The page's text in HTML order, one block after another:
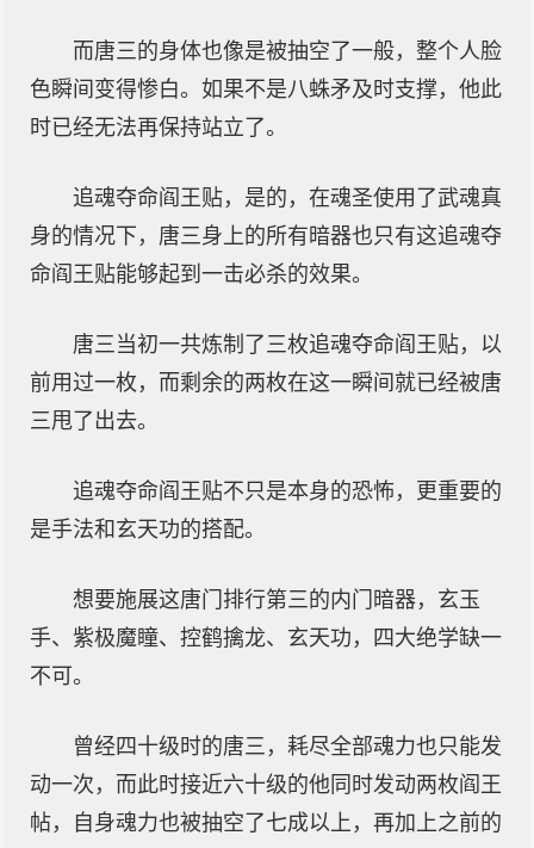
而唐三的身体也像是被抽空了一般，整个人脸
色瞬间变得惨白。如果不是八蛛矛及时支撑，他此
时已经无法再保持站立了。
追魂夺命阎王贴，是的，在魂圣使用了武魂真
身的情况下，唐三身上的所有暗器也只有这追魂夺
命阎王贴能够起到一击必杀的效果。
唐三当初一共炼制了三枚追魂夺命阎王贴，以
前用过一枚，而剩余的两枚在这一瞬间就已经被唐
三甩了出去。
追魂夺命阎王贴不只是本身的恐怖，更重要的
是手法和玄天功的搭配。
想要施展这唐门排行第三的内门暗器，玄玉
手、紫极魔瞳、控鹤擒龙、玄天功，四大绝学缺一
不可。
曾经四十级时的唐三，耗尽全部魂力也只能发
动一次，而此时接近六十级的他同时发动两枚阎王
帖，自身魂力也被抽空了七成以上，再加上之前的